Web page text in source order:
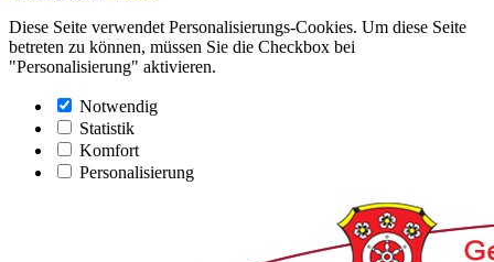
Diese Seite verwendet Personalisierungs-Cookies. Um diese Seite
betreten zu können, müssen Sie die Checkbox bei
"Personalisierung" aktivieren.
Notwendig
Statistik
Komfort
Personalisierung